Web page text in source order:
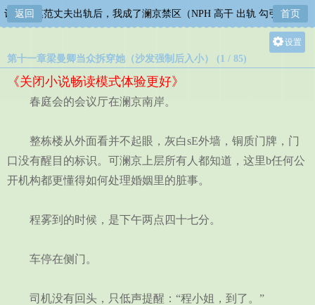
返回
让四位模范丈夫出轨后，我成了澜京禁区（NPH 高干 出轨 勾引 系统）
首页
设置
第十一章梁曼卿当众拆穿她（沙发强制后入小） (1 / 85)
《关闭小说畅读模式体验更好》
春庭会的会议厅在澜京南岸。
整栋楼从外面看并不起眼，灰白sE外墙，铜质门牌，门
口没有醒目的标识。可澜京上层所有人都知道，这里b任何公
开机构都更懂得如何处理婚姻里的脏事。
程雾到的时候，是下午两点四十七分。
车停在侧门。
司机没有回头，只低声提醒：“程小姐，到了。”